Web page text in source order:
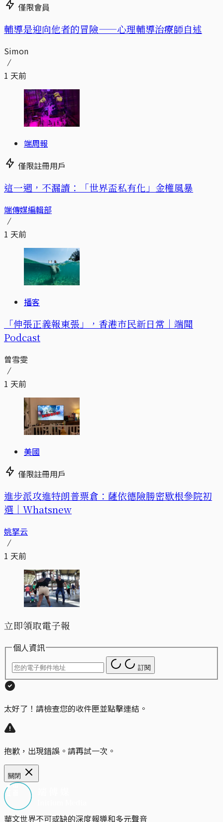
僅限會員
輔導是迎向他者的冒險——心理輔導治療師自述
Simon
1 天前
端周報
僅限註冊用戶
這一週，不漏讀：「世界盃私有化」金權風暴
端傳媒編輯部
1 天前
播客
「伸張正義報東張」，香港市民新日常｜端聞
Podcast
曾雪雯
1 天前
美國
僅限註冊用戶
進步派攻進特朗普票倉：薩依德險勝密歇根參院初
選｜Whatsnew
姚拏云
1 天前
立即領取電子報
個人資訊
訂閱
太好了！請檢查您的收件匣並點擊連結。
抱歉，出現錯誤。請再試一次。
關閉
華文世界不可或缺的深度報導和多元聲音